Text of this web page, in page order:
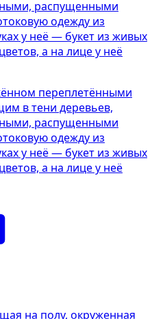
переплетёнными
в тени деревьев,
распущенными
одежду из
у неё — букет из живых
а на лице у неё